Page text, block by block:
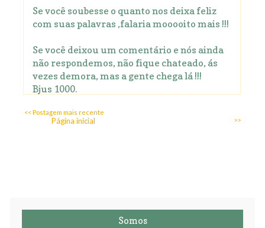
Se você soubesse o quanto nos deixa feliz
com suas palavras ,falaria mooooito mais !!!
Se você deixou um comentário e nós ainda
não respondemos, não fique chateado, ás
vezes demora, mas a gente chega lá !!!
Bjus 1000.
<< Postagem mais recente
>>
Página inicial
Somos